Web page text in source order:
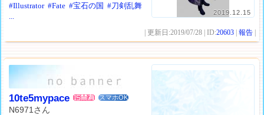
2019.12.15
#Illustrator #Fate #宝石の国 #刀剣乱舞
| 更新日:2019/07/28 | ID:20603 |報告 |
10te5mypace スマホOK
N6971さん